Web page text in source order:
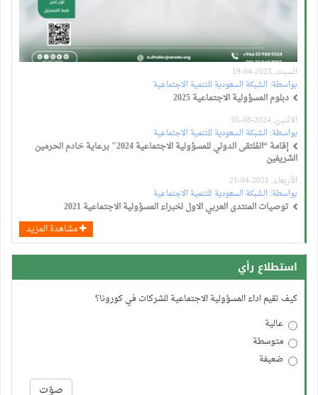
السبت, 2025-04-19
بواسطة:الشبكة السعودية للتنمية الاجتماعية
دبلوم المسؤولية الاجتماعية 2025
الاثنين, 2024-08-05
بواسطة:الشبكة السعودية للتنمية الاجتماعية
إقامة “المُلتقى الدولي للمسؤولية الاجتماعية 2024" برعاية خادم الحرمين
الشريفين
الأربعاء, 2021-04-21
بواسطة:الشبكة السعودية للتنمية الاجتماعية
توصيات المنتدى العربي الاول لخبراء المسؤولية الاجتماعية 2021
مشاهدة المزيد
استطلاع رأي
كيف تقيم اداء المسؤولية الاجتماعية للشركات في كورونا؟
عالية
متوسطة
ضعيفة
صوّت